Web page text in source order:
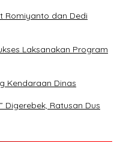
Romiyanto dan Dedi
Laksanakan Program
Kendaraan Dinas
Digerebek, Ratusan Dus